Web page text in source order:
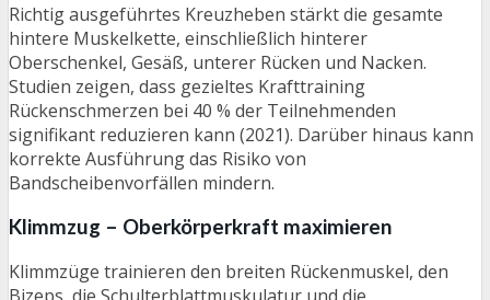
Richtig ausgeführtes Kreuzheben stärkt die gesamte
hintere Muskelkette, einschließlich hinterer
Oberschenkel, Gesäß, unterer Rücken und Nacken.
Studien zeigen, dass gezieltes Krafttraining
Rückenschmerzen bei 40 % der Teilnehmenden
signifikant reduzieren kann (2021). Darüber hinaus kann
korrekte Ausführung das Risiko von
Bandscheibenvorfällen mindern.
Klimmzug – Oberkörperkraft maximieren
Klimmzüge trainieren den breiten Rückenmuskel, den